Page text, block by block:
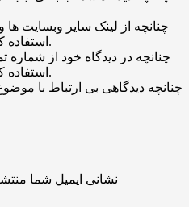
استفاده کرده باشید تایید نخواهد شد.
استفاده کرده باشید تایید نخواهد شد.
چنانچه دیدگاهی بی ارتباط با
نشانی ایمیل شما